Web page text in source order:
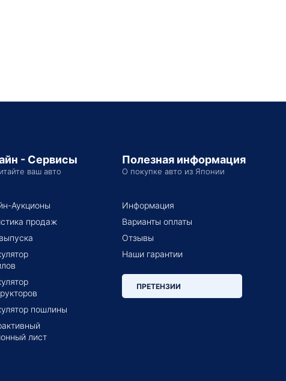
- Сервисы
ваш авто
Аукционы
продаж
пошлины
лист
Полезная информация
О покупке авто из Японии
Информация
Варианты оплаты
Отзывы
Наши гарантии
ПРЕТЕНЗИИ